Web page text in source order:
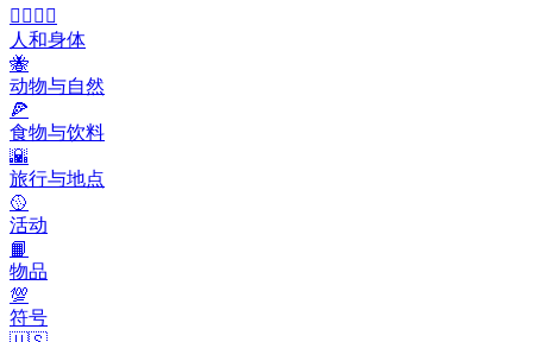
👩‍❤️‍💋‍👨
人和身体
🐝
动物与自然
🍕
食物与饮料
🌇
旅行与地点
🥎
活动
📙
物品
💯
符号